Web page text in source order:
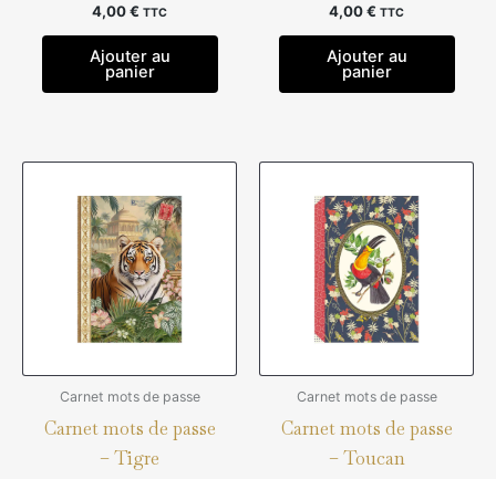
4,00€ TTC
Ajouter au
panier
4,00€ TTC
Ajouter au
panier
Carnet mots de passe
Carnet mots de passe
– Tigre
Carnet mots de passe
Carnet mots de passe
– Toucan